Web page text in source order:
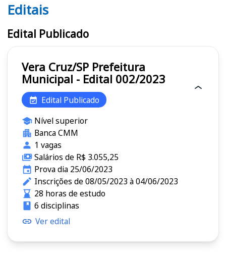
Editais
Editais
Edital Publicado
Vera Cruz/SP Prefeitura
Municipal - Edital 002/2023
Edital Publicado
Nível superior
Banca CMM
1 vagas
Salários de R$ 3.055,25
Prova dia 25/06/2023
Inscrições de 08/05/2023 à 04/06/2023
28 horas de estudo
6 disciplinas
Ver edital